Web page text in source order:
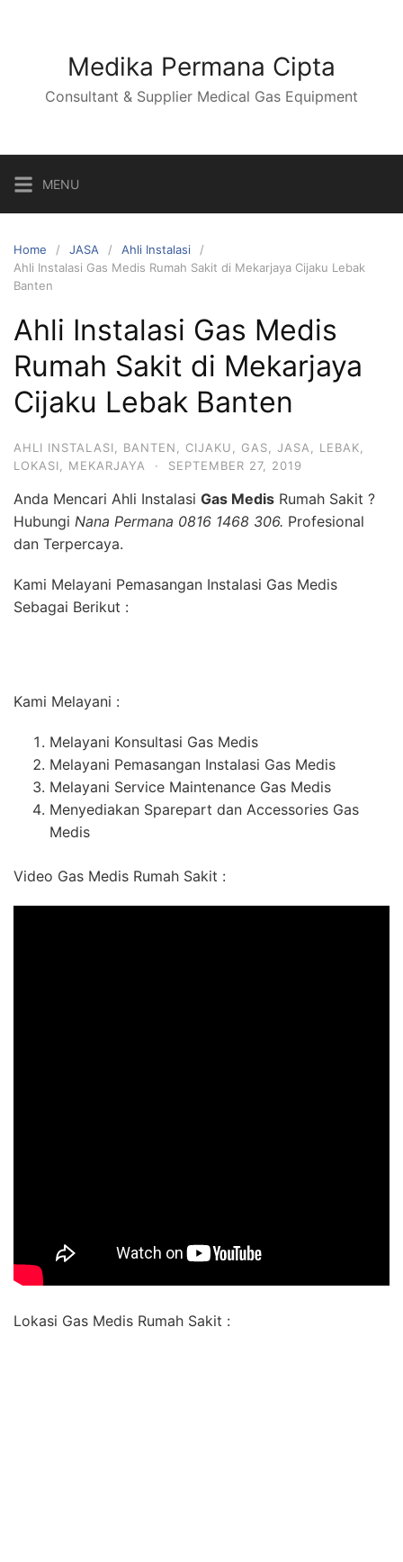
Medika Permana Cipta
Consultant & Supplier Medical Gas Equipment
MENU
Home JASA
Ahli Instalasi
Ahli Instalasi Gas Medis Rumah Sakit di Mekarjaya Cijaku Lebak
Banten
Ahli Instalasi Gas Medis
Rumah Sakit di Mekarjaya
Cijaku Lebak Banten
AHLI INSTALASI BANTEN CIJAKU GAS JASA LEBAK
LOKASI
MEKARJAYA · SEPTEMBER 27, 2019
Anda Mencari Ahli Instalasi Gas Medis Rumah Sakit ?
Hubungi Nana Permana 0816 1468 306. Profesional
dan Terpercaya.
Kami Melayani Pemasangan Instalasi Gas Medis
Sebagai Berikut :
Kami Melayani :
Melayani Konsultasi Gas Medis
Melayani Pemasangan Instalasi Gas Medis
Melayani Service Maintenance Gas Medis
Menyediakan Sparepart dan Accessories Gas
Medis
Video Gas Medis Rumah Sakit :
Lokasi Gas Medis Rumah Sakit :